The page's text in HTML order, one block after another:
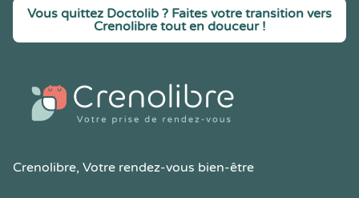
Vous quittez Doctolib ? Faites votre transition vers
Crenolibre tout en douceur !
Crenolibre, Votre rendez-vous bien-être